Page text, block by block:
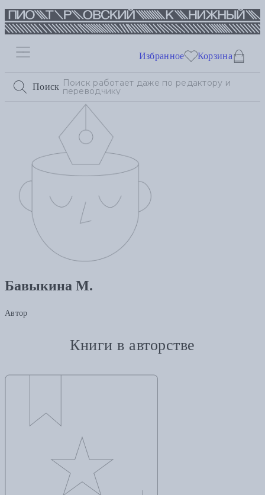
Поиск
Избранное Корзина
Бавыкина М.
Автор
Книги в авторстве